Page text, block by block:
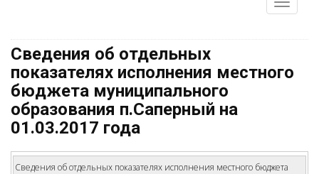
Сведения об отдельных
показателях исполнения местного
бюджета муниципального
образования п.Саперный на
01.03.2017 года
Сведения об отдельных показателях исполнения местного бюджета